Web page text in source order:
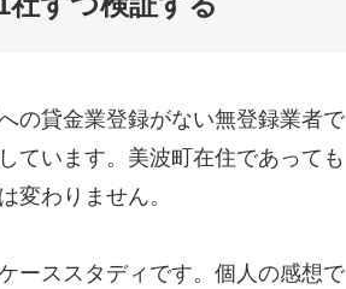
の貸金業登録がない無登録業者で
ています。美波町在住であっても
変わりません。
ーススタディです。個人の感想で